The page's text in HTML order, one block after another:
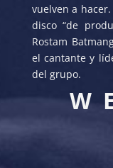
vuelven a
disco “de
Rostam
el cantante y
del grupo.
W